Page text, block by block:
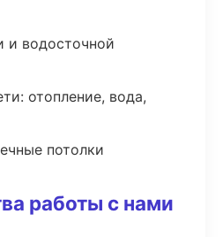
и водосточной
отопление, вода,
потолки
работы с нами